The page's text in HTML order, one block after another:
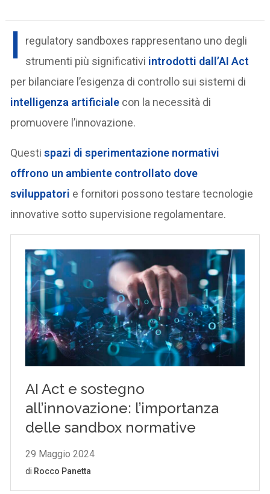
I
regulatory sandboxes rappresentano uno degli
strumenti più significativi introdotti dall’AI Act
per bilanciare l’esigenza di controllo sui sistemi di
intelligenza artificiale con la necessità di
promuovere l’innovazione.
Questispazi di sperimentazione normativi
offrono un ambiente controllato dove
sviluppatori e fornitori possono testare tecnologie
innovative sotto supervisione regolamentare.